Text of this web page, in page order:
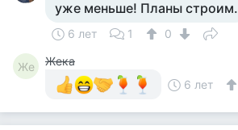
уже меньше! Планы строим.
6 лет 1 0
Же
Жека
6 лет